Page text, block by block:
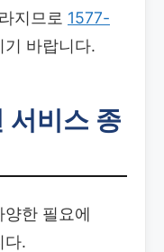
지므로 1577-
기 바랍니다.
서비스 종
한 필요에
다.